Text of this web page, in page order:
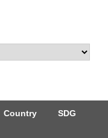
Country SDG